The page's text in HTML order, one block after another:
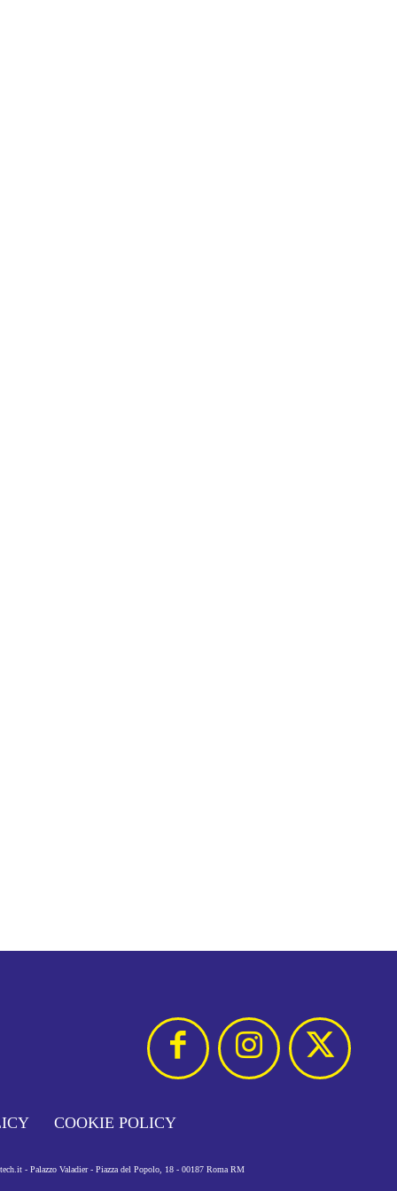
COOKIE POLICY
- Palazzo Valadier - Piazza del Popolo, 18 - 00187 Roma RM